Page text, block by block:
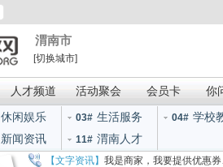
渭南市
[切换城市]
人才频道 活动聚会 会员卡 你
休闲娱乐 03# 生活服务 04# 学校
新闻资讯 11# 渭南人才
【文字资讯】 我是商家，我要提供优惠